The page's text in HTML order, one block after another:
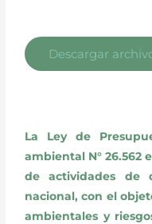
Descargar
La Ley de
ambiental N° 26.562
de actividades de
nacional, con el
ambientales y